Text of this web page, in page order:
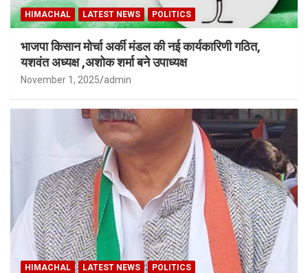
HIMACHAL LATEST NEWS POLITICS
भाजपा किसान मोर्चा अर्की मंडल की नई कार्यकारिणी गठित,
यशवंत अध्यक्ष ,अशोक शर्मा बने उपाध्यक्ष
November 1, 2025 admin
HIMACHAL LATEST NEWS POLITICS